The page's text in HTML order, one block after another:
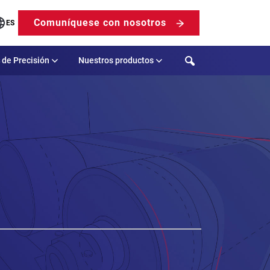
ES Comuníquese con nosotros
Precisión Nuestros productos Search